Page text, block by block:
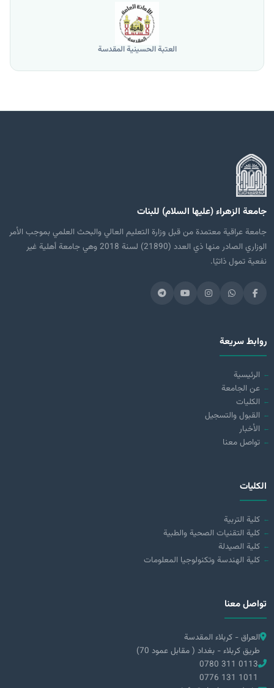
العتبة الحسينية المقدسة
جامعة الزهراء (عليها السلام) للبنات
جامعة عراقية معتمدة من قبل وزارة التعليم العالي والبحث العلمي بموجب الأمر
الوزاري الصادر منها ذي العدد (21890) لسنة 2018 وهي جامعة أهلية غير
نفعية تمول ذاتيًا.
روابط سريعة
الرئيسية
عن الجامعة
الكليات
القبول والتسجيل
الأخبار
تواصل معنا
الكليات
كلية التربية
كلية التقنيات الصحية والطبية
كلية الصيدلة
كلية الهندسة وتكنولوجيا المعلومات
تواصل معنا
العراق - كربلاء المقدسة
طريق كربلاء - بغداد ( مقابل عمود 70)
0780 311 0113
0776 131 1011